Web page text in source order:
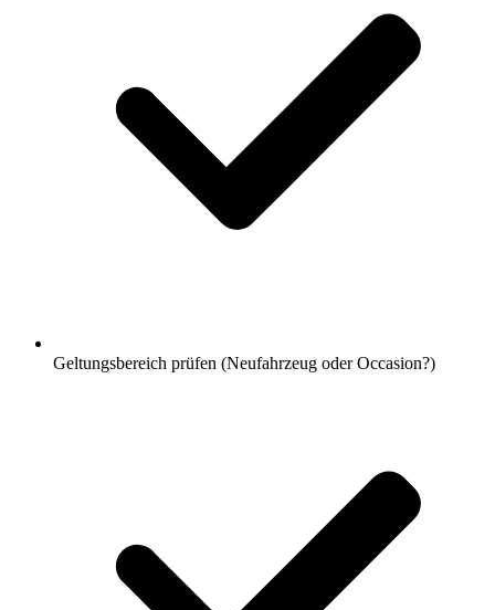
Geltungsbereich prüfen (Neufahrzeug oder Occasion?)